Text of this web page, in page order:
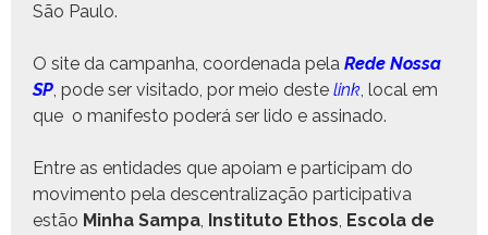
São Paulo.
O site da cam­pan­ha, coor­de­na­da pela Rede Nos­sa
SP, pode ser vis­i­ta­do, por meio deste link, local em
que o man­i­festo poderá ser lido e assinado.
Entre as enti­dades que apoiam e par­tic­i­pam do
movi­men­to pela descen­tral­iza­ção par­tic­i­pa­ti­va
estão Min­ha Sam­pa, Insti­tu­to Ethos, Esco­la de